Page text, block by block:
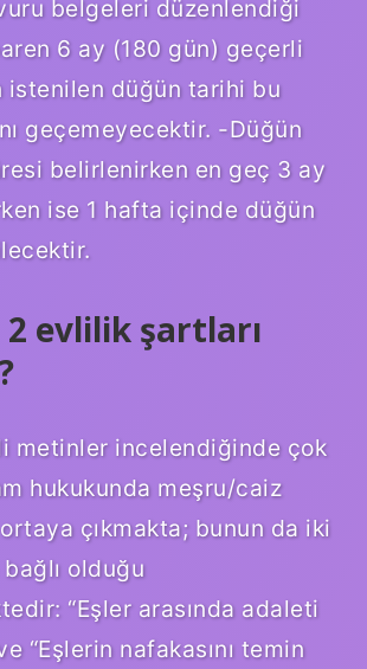
belgeleri düzenlendiği
6 ay (180 gün) geçerli
istenilen düğün tarihi bu
geçemeyecektir. -Düğün
belirlenirken en geç 3 ay
ise 1 hafta içinde düğün
evlilik şartları
metinler incelendiğinde çok
hukukunda meşru/caiz
çıkmakta; bunun da iki
olduğu
“Eşler arasında adaleti
“Eşlerin nafakasını temin